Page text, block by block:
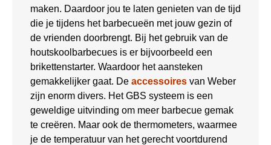
maken. Daardoor jou te laten genieten van de tijd
die je tijdens het barbecueën met jouw gezin of
de vrienden doorbrengt. Bij het gebruik van de
houtskoolbarbecues is er bijvoorbeeld een
brikettenstarter. Waardoor het aansteken
gemakkelijker gaat. De accessoires van Weber
zijn enorm divers. Het GBS systeem is een
geweldige uitvinding om meer barbecue gemak
te creëren. Maar ook de thermometers, waarmee
je de temperatuur van het gerecht voortdurend